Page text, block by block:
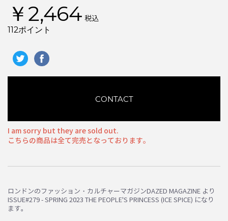
￥2,464 税込
112ポイント
CONTACT
I am sorry but they are sold out.
こちらの商品は全て完売となっております。
ロンドンのファッション・カルチャーマガジンDAZED MAGAZINE より
ISSUE#279 - SPRING 2023 THE PEOPLE'S PRINCESS (ICE SPICE) になり
ます。
お買い物を続ける カートへ進む